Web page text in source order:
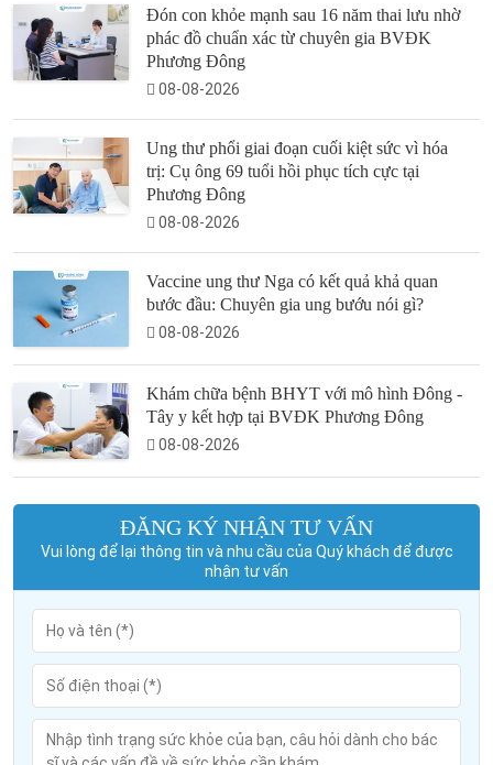
Đón con khỏe mạnh sau 16 năm thai lưu nhờ
phác đồ chuẩn xác từ chuyên gia BVĐK
Phương Đông
08-08-2026
Ung thư phổi giai đoạn cuối kiệt sức vì hóa
trị: Cụ ông 69 tuổi hồi phục tích cực tại
Phương Đông
08-08-2026
Vaccine ung thư Nga có kết quả khả quan
bước đầu: Chuyên gia ung bướu nói gì?
08-08-2026
Khám chữa bệnh BHYT với mô hình Đông -
Tây y kết hợp tại BVĐK Phương Đông
08-08-2026
ĐĂNG KÝ NHẬN TƯ VẤN
Vui lòng để lại thông tin và nhu cầu của Quý khách để được
nhận tư vấn